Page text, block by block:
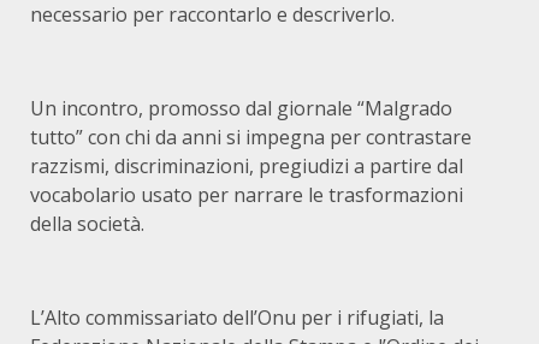
necessario per raccontarlo e descriverlo.
Un incontro, promosso dal giornale “Malgrado
tutto” con chi da anni si impegna per contrastare
razzismi, discriminazioni, pregiudizi a partire dal
vocabolario usato per narrare le trasformazioni
della società.
L’Alto commissariato dell’Onu per i rifugiati, la